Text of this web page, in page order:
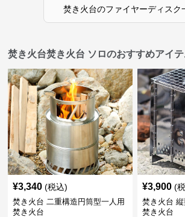
焚き火台のファイヤーディスク
焚き火台焚き火台 ソロのおすすめアイテ
¥3,340 (税込)
焚き火台 二重構造円筒型一人用
焚き火台
¥3,900 (
焚き火台
焚き火台